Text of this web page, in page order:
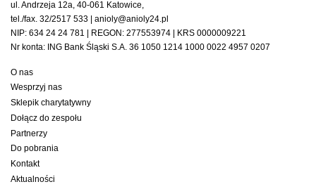
ul. Andrzeja 12a, 40-061 Katowice,
tel./fax. 32/2517 533 | anioly@anioly24.pl
NIP: 634 24 24 781 | REGON: 277553974 | KRS 0000009221
Nr konta: ING Bank Śląski S.A. 36 1050 1214 1000 0022 4957 0207
O nas
Wesprzyj nas
Sklepik charytatywny
Dołącz do zespołu
Partnerzy
Do pobrania
Kontakt
Aktualności